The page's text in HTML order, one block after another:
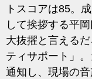
トスコアは85。
して挨拶する平
大抜擢と言える
ティサポート」
通知し、現場の